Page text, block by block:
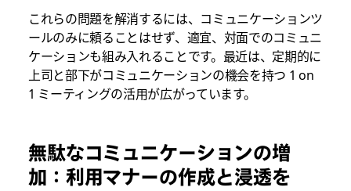
これらの問題を解消するには、コミュニケーションツ
ールのみに頼ることはせず、適宜、対面でのコミュニ
ケーションも組み入れることです。最近は、定期的に
上司と部下がコミュニケーションの機会を持つ 1 on
1 ミーティングの活用が広がっています。
無駄なコミュニケーションの増
加：利用マナーの作成と浸透を